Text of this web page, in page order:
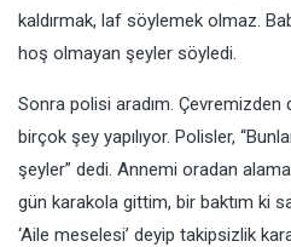
kaldırmak, laf söylemek olmaz.
hoş olmayan şeyler söyledi.
Sonra polisi aradım. Çevremizden
birçok şey yapılıyor. Polisler,
şeyler” dedi. Annemi oradan
gün karakola gittim, bir baktım ki
‘Aile meselesi’ deyip takipsizlik